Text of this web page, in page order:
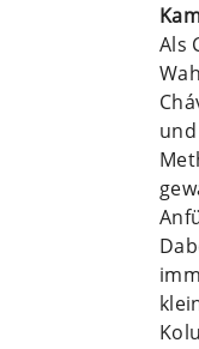
Als